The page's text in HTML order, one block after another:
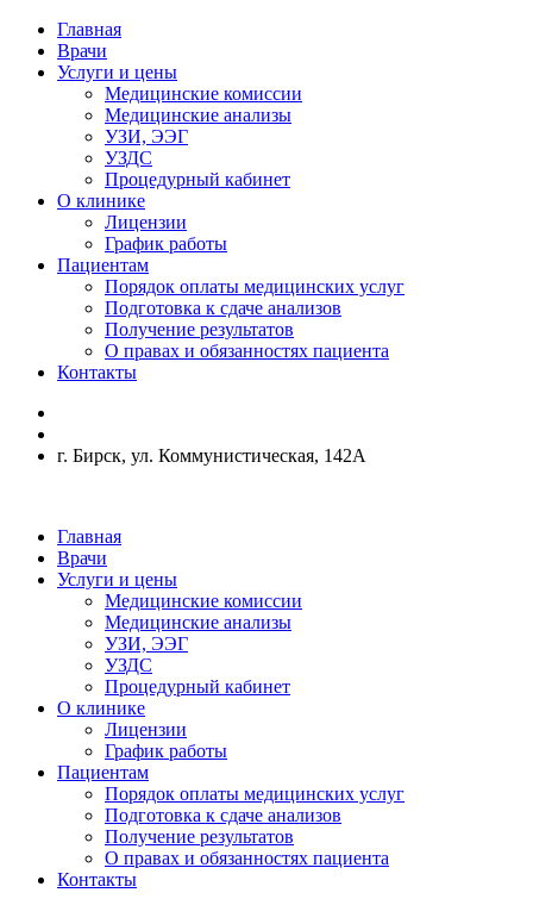
Главная
Врачи
Услуги и цены
Медицинские комиссии
Медицинские анализы
УЗИ, ЭЭГ
УЗДС
Процедурный кабинет
О клинике
Лицензии
График работы
Пациентам
Порядок оплаты медицинских услуг
Подготовка к сдаче анализов
Получение результатов
О правах и обязанностях пациента
Контакты
г. Бирск, ул. Коммунистическая, 142А
Главная
Врачи
Услуги и цены
Медицинские комиссии
Медицинские анализы
УЗИ, ЭЭГ
УЗДС
Процедурный кабинет
О клинике
Лицензии
График работы
Пациентам
Порядок оплаты медицинских услуг
Подготовка к сдаче анализов
Получение результатов
О правах и обязанностях пациента
Контакты